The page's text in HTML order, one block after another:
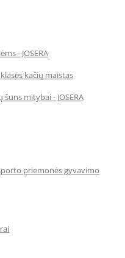
- JOSERA
kačių maistas
mitybai - JOSERA
priemonės gyvavimo